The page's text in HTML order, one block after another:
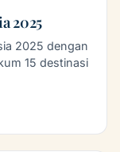
2025
2025 dengan
15 destinasi